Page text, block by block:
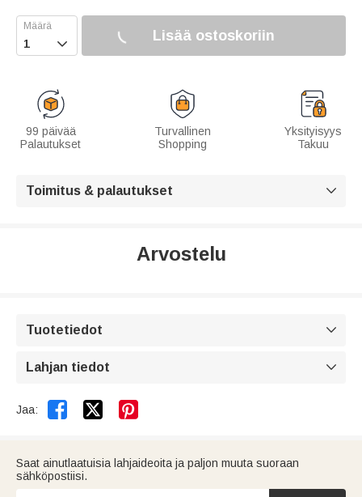
 Lisää ostoskoriin
99 päivää
Palautukset
Turvallinen
Shopping
Yksityisyys
Takuu
Toimitus & palautukset 
Arvostelu
Tuotetiedot 
Lahjan tiedot 
Jaa:  
Saat ainutlaatuisia lahjaideoita ja paljon muuta suoraan
sähköpostiisi.